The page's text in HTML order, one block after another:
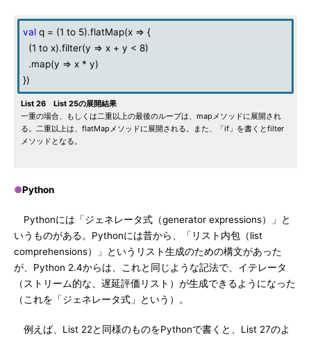
val q = (1 to 5).flatMap(x => {
(1 to x).filter(y => x + y < 8)
.map(y => x * y)
})
List 26 List 25の展開結果
一重の場合、もしくは二重以上の最後のループは、mapメソッドに展開され
る。二重以上は、flatMapメソッドに展開される。また、「if」を書くとfilter
メソッドとなる。
●Python
Pythonには「ジェネレータ式（generator expressions）」と
いうものがある。Pythonには昔から、「リスト内包（list
comprehensions）」というリスト生成のための構文があった
が、Python 2.4からは、これと同じような記法で、イテレータ
（ストリーム的な、遅延評価リスト）が生成できるようになった
（これを「ジェネレータ式」という）。
例えば、List 22と同様のものをPythonで書くと、List 27のよ